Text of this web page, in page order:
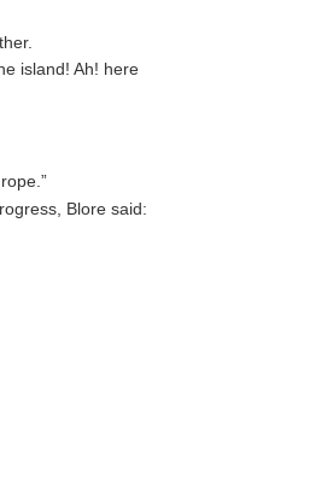
island! Ah! here
Blore said: